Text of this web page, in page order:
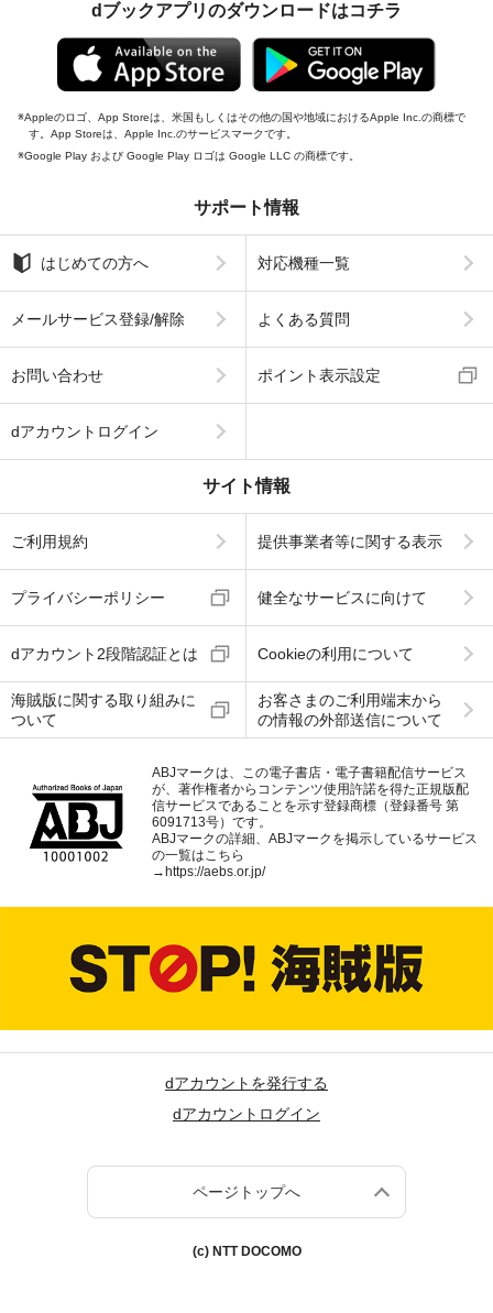
dブックアプリのダウンロードはコチラ
Appleのロゴ、App Storeは、米国もしくはその他の国や地域におけるApple Inc.の商標で
す。App Storeは、Apple Inc.のサービスマークです。
Google Play および Google Play ロゴは Google LLC の商標です。
サポート情報
はじめての方へ 対応機種一覧
メールサービス登録/解除 よくある質問
お問い合わせ ポイント表示設定
dアカウントログイン
サイト情報
ご利用規約 提供事業者等に関する表示
プライバシーポリシー 健全なサービスに向けて
dアカウント2段階認証とは Cookieの利用について
海賊版に関する取り組みに
ついて
お客さまのご利用端末から
の情報の外部送信について
ABJマークは、この電子書店・電子書籍配信サービス
が、著作権者からコンテンツ使用許諾を得た正規版配
信サービスであることを示す登録商標（登録番号 第
6091713号）です。
ABJマークの詳細、ABJマークを掲示しているサービス
の一覧はこちら
→ https://aebs.or.jp/
dアカウントを発行する
dアカウントログイン
ページトップへ
(c) NTT DOCOMO